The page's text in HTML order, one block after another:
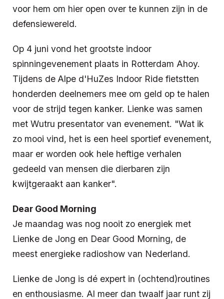
voor hem om hier open over te kunnen zijn in de
defensiewereld.
Op 4 juni vond het grootste indoor
spinningevenement plaats in Rotterdam Ahoy.
Tijdens de Alpe d'HuZes Indoor Ride fietstten
honderden deelnemers mee om geld op te halen
voor de strijd tegen kanker. Lienke was samen
met Wutru presentator van evenement. "Wat ik
zo mooi vind, het is een heel sportief evenement,
maar er worden ook hele heftige verhalen
gedeeld van mensen die dierbaren zijn
kwijtgeraakt aan kanker".
Dear Good Morning
Je maandag was nog nooit zo energiek met
Lienke de Jong en Dear Good Morning, de
meest energieke radioshow van Nederland.
Lienke de Jong is dé expert in (ochtend)routines
en enthousiasme. Al meer dan twaalf jaar runt zij